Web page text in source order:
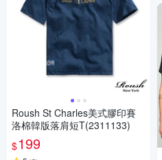
Roush St Charles美式膠印賽
洛棉韓版落肩短T(2311133)
$199